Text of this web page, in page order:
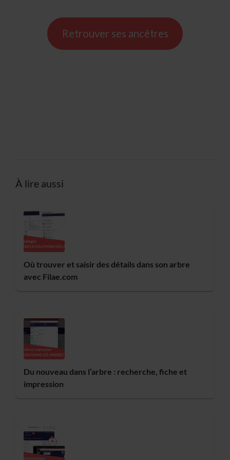
Retrouver ses ancêtres
À lire aussi
Où trouver et saisir des détails dans son arbre
avec Filae.com
Du nouveau dans l’arbre : recherche, fiche et
impression